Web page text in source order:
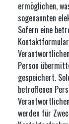
ermöglichen,
sogenannten
Sofern eine
Person
gespeichert.
betroffenen
werden für